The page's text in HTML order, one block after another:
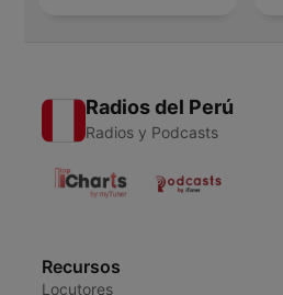
Radios del Perú
Radios y Podcasts
Recursos
Locutores